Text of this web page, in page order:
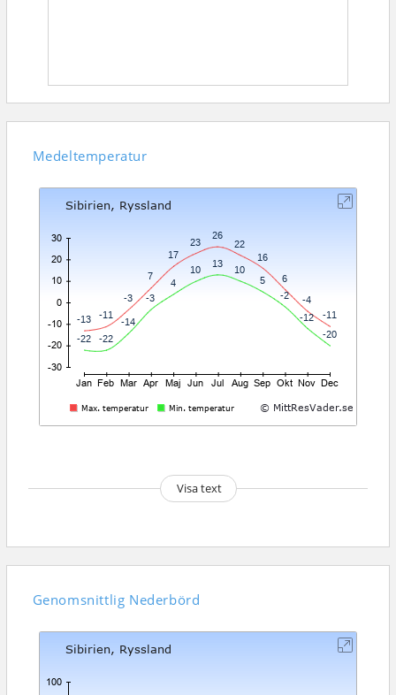
Medeltemperatur
Visa text
Genomsnittlig Nederbörd